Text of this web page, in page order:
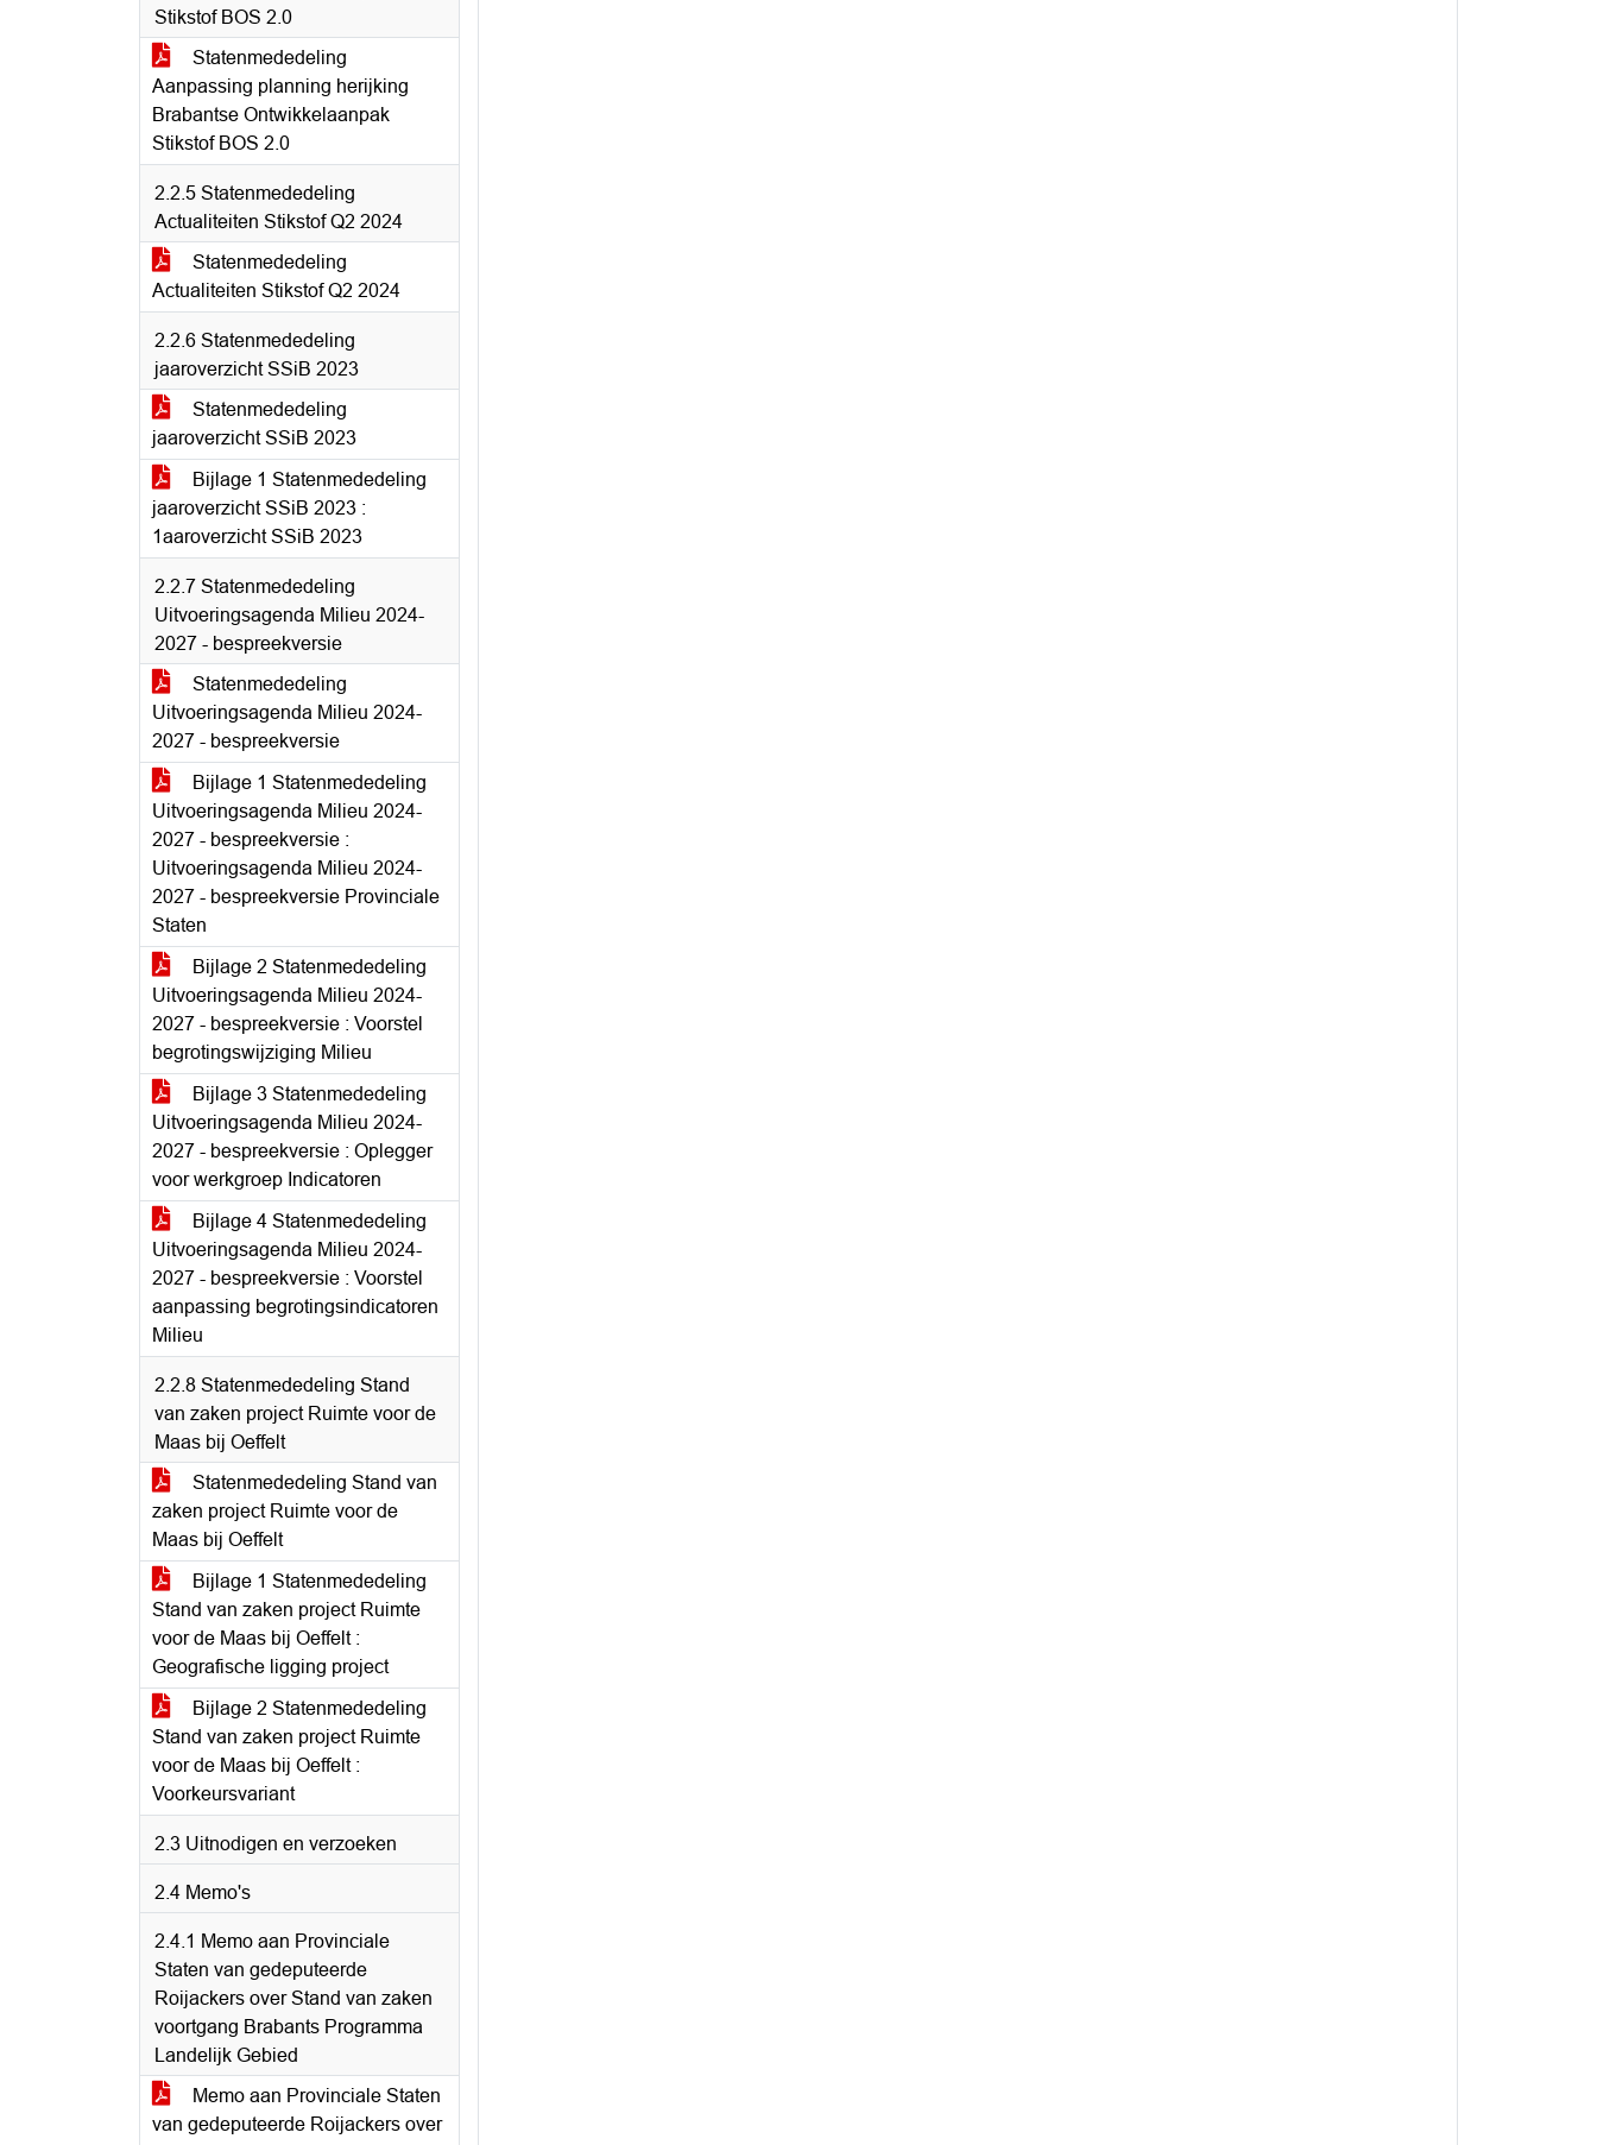
Stikstof BOS 2.0
Statenmededeling
Aanpassing planning herijking
Brabantse Ontwikkelaanpak
Stikstof BOS 2.0
2.2.5 Statenmededeling
Actualiteiten Stikstof Q2 2024
Statenmededeling
Actualiteiten Stikstof Q2 2024
2.2.6 Statenmededeling
jaaroverzicht SSiB 2023
Statenmededeling
jaaroverzicht SSiB 2023
Bijlage 1 Statenmededeling
jaaroverzicht SSiB 2023 :
1aaroverzicht SSiB 2023
2.2.7 Statenmededeling
Uitvoeringsagenda Milieu 2024-
2027 - bespreekversie
Statenmededeling
Uitvoeringsagenda Milieu 2024-
2027 - bespreekversie
Bijlage 1 Statenmededeling
Uitvoeringsagenda Milieu 2024-
2027 - bespreekversie :
Uitvoeringsagenda Milieu 2024-
2027 - bespreekversie Provinciale
Staten
Bijlage 2 Statenmededeling
Uitvoeringsagenda Milieu 2024-
2027 - bespreekversie : Voorstel
begrotingswijziging Milieu
Bijlage 3 Statenmededeling
Uitvoeringsagenda Milieu 2024-
2027 - bespreekversie : Oplegger
voor werkgroep Indicatoren
Bijlage 4 Statenmededeling
Uitvoeringsagenda Milieu 2024-
2027 - bespreekversie : Voorstel
aanpassing begrotingsindicatoren
Milieu
2.2.8 Statenmededeling Stand
van zaken project Ruimte voor de
Maas bij Oeffelt
Statenmededeling Stand van
zaken project Ruimte voor de
Maas bij Oeffelt
Bijlage 1 Statenmededeling
Stand van zaken project Ruimte
voor de Maas bij Oeffelt :
Geografische ligging project
Bijlage 2 Statenmededeling
Stand van zaken project Ruimte
voor de Maas bij Oeffelt :
Voorkeursvariant
2.3 Uitnodigen en verzoeken
2.4 Memo's
2.4.1 Memo aan Provinciale
Staten van gedeputeerde
Roijackers over Stand van zaken
voortgang Brabants Programma
Landelijk Gebied
Memo aan Provinciale Staten
van gedeputeerde Roijackers over